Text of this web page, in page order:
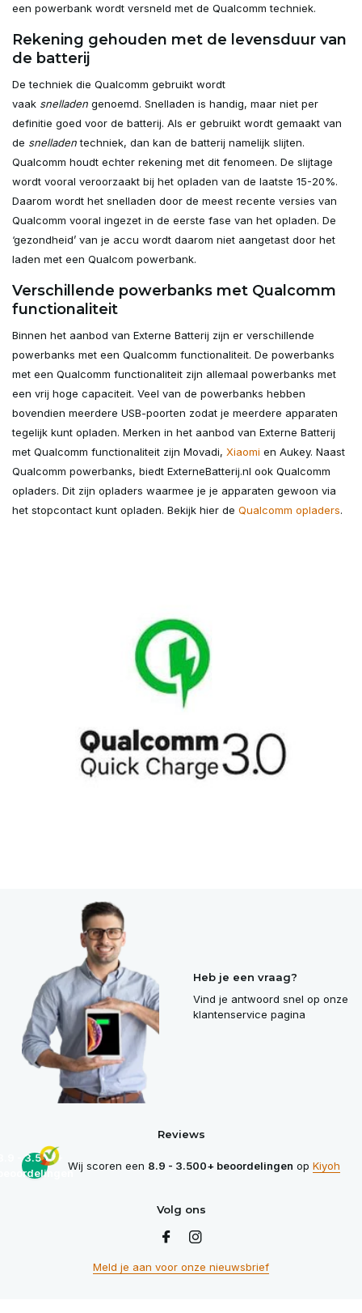
een powerbank wordt versneld met de Qualcomm techniek.
Rekening gehouden met de levensduur van
de batterij
De techniek die Qualcomm gebruikt wordt
vaak snelladen genoemd. Snelladen is handig, maar niet per
definitie goed voor de batterij. Als er gebruikt wordt gemaakt van
de snelladentechniek, dan kan de batterij namelijk slijten.
Qualcomm houdt echter rekening met dit fenomeen. De slijtage
wordt vooral veroorzaakt bij het opladen van de laatste 15-20%.
Daarom wordt het snelladen door de meest recente versies van
Qualcomm vooral ingezet in de eerste fase van het opladen. De
‘gezondheid’ van je accu wordt daarom niet aangetast door het
laden met een Qualcom powerbank.
Verschillende powerbanks met Qualcomm
functionaliteit
Binnen het aanbod van Externe Batterij zijn er verschillende
powerbanks met een Qualcomm functionaliteit. De powerbanks
met een Qualcomm functionaliteit zijn allemaal powerbanks met
een vrij hoge capaciteit. Veel van de powerbanks hebben
bovendien meerdere USB-poorten zodat je meerdere apparaten
tegelijk kunt opladen. Merken in het aanbod van Externe Batterij
met Qualcomm functionaliteit zijn Movadi, Xiaomi en Aukey. Naast
Qualcomm powerbanks, biedt ExterneBatterij.nl ook Qualcomm
opladers. Dit zijn opladers waarmee je je apparaten gewoon via
het stopcontact kunt opladen. Bekijk hier de Qualcomm opladers.
Heb je een vraag?
Vind je antwoord snel op onze
klantenservice pagina
Reviews
- 3.500+
Wij scoren een 8.9 - 3.500+ beoordelingen op Kiyoh
Volg ons
Meld je aan voor onze nieuwsbrief